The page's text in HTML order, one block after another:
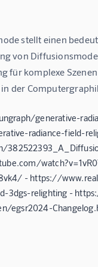
stellt einen
von
für komplexe
der
generative-
radiance-field-
- https://
3dgs-relighting -
egsr2024-